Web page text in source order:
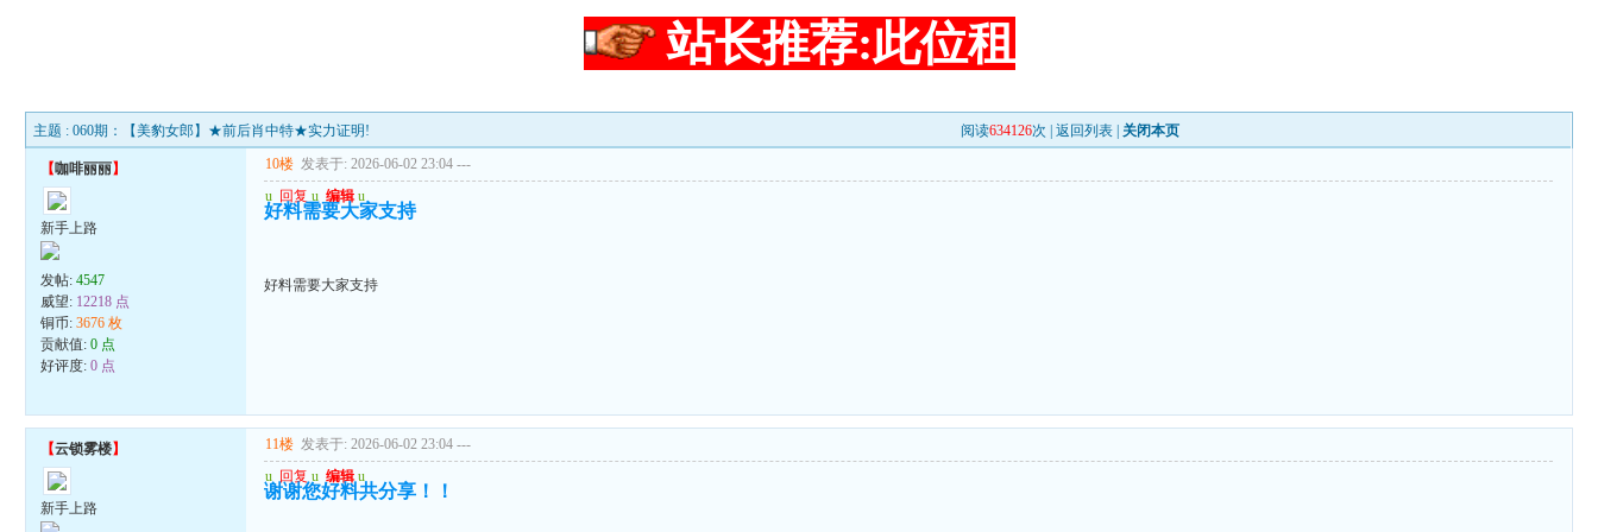
站长推荐:此位租
主题 : 060期：【美豹女郎】★前后肖中特★实力证明! 阅读634126次 |返回列表 关闭本页
【咖啡丽丽】
新手上路
发帖:4547
威望: 12218 点
铜币:3676 枚
贡献值:0 点
好评度:0 点
10楼 发表于: 2026-06-02 23:04 ---
u 回复 u 编辑 u
好料需要大家支持
好料需要大家支持
【云锁雾楼】
新手上路
11楼 发表于: 2026-06-02 23:04 ---
u 回复 u 编辑 u
谢谢您好料共分享！！